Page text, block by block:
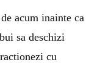
acum inainte ca
sa deschizi
cu